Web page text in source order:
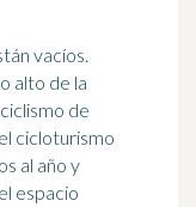
vacíos.
alto de la
de
cicloturismo
al año y
espacio